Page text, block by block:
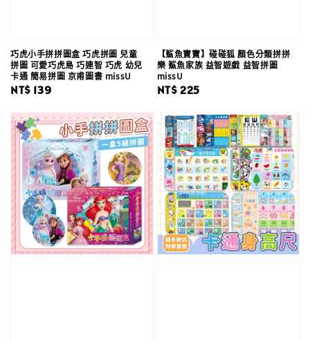
巧虎小手拼拼圖盒 巧虎拼圖 兒童
拼圖 可愛巧虎島 巧連智 巧虎 幼兒
卡通 簡易拼圖 京甫圖書 missU
Regular
NT$ 139
【鯊魚寶寶】碰碰狐 顏色分類拼拼
樂 鯊魚家族 益智遊戲 益智拼圖
missU
Regular
NT$ 225